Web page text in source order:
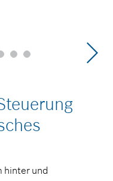
hinter und